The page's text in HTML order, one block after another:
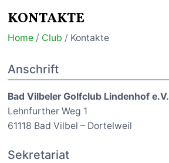
KONTAKTE
Home / Club / Kontakte
Anschrift
Bad Vilbeler Golfclub Lindenhof e.V.
Lehnfurther Weg 1
61118 Bad Vilbel – Dortelweil
Sekretariat